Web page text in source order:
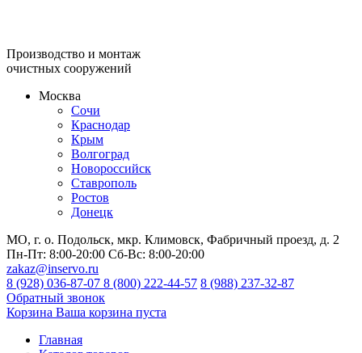
Производство и монтаж
очистных сооружений
Москва
Сочи
Краснодар
Крым
Волгоград
Новороссийск
Ставрополь
Ростов
Донецк
МО, г. о. Подольск, мкр. Климовск, Фабричный проезд, д. 2
Пн-Пт: 8:00-20:00 Сб-Вс: 8:00-20:00
zakaz@inservo.ru
8 (928) 036-87-07 8 (800) 222-44-57 8 (988) 237-32-87
Обратный звонок
Корзина Ваша корзина пуста
Главная